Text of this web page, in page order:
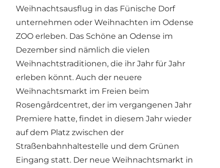
Weihnachtsausflug in das Fünische Dorf
unternehmen oder Weihnachten im Odense
ZOO erleben. Das Schöne an Odense im
Dezember sind nämlich die vielen
Weihnachtstraditionen, die ihr Jahr für Jahr
erleben könnt. Auch der neuere
Weihnachtsmarkt im Freien beim
Rosengårdcentret, der im vergangenen Jahr
Premiere hatte, findet in diesem Jahr wieder
auf dem Platz zwischen der
Straßenbahnhaltestelle und dem Grünen
Eingang statt. Der neue Weihnachtsmarkt in